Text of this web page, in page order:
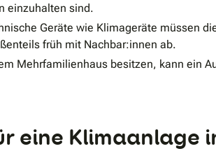
einzuhalten sind.
Geräte wie Klimageräte müssen
früh mit Nachbar:innen ab.
Mehrfamilienhaus besitzen, kann ein
eine Klimaanlage